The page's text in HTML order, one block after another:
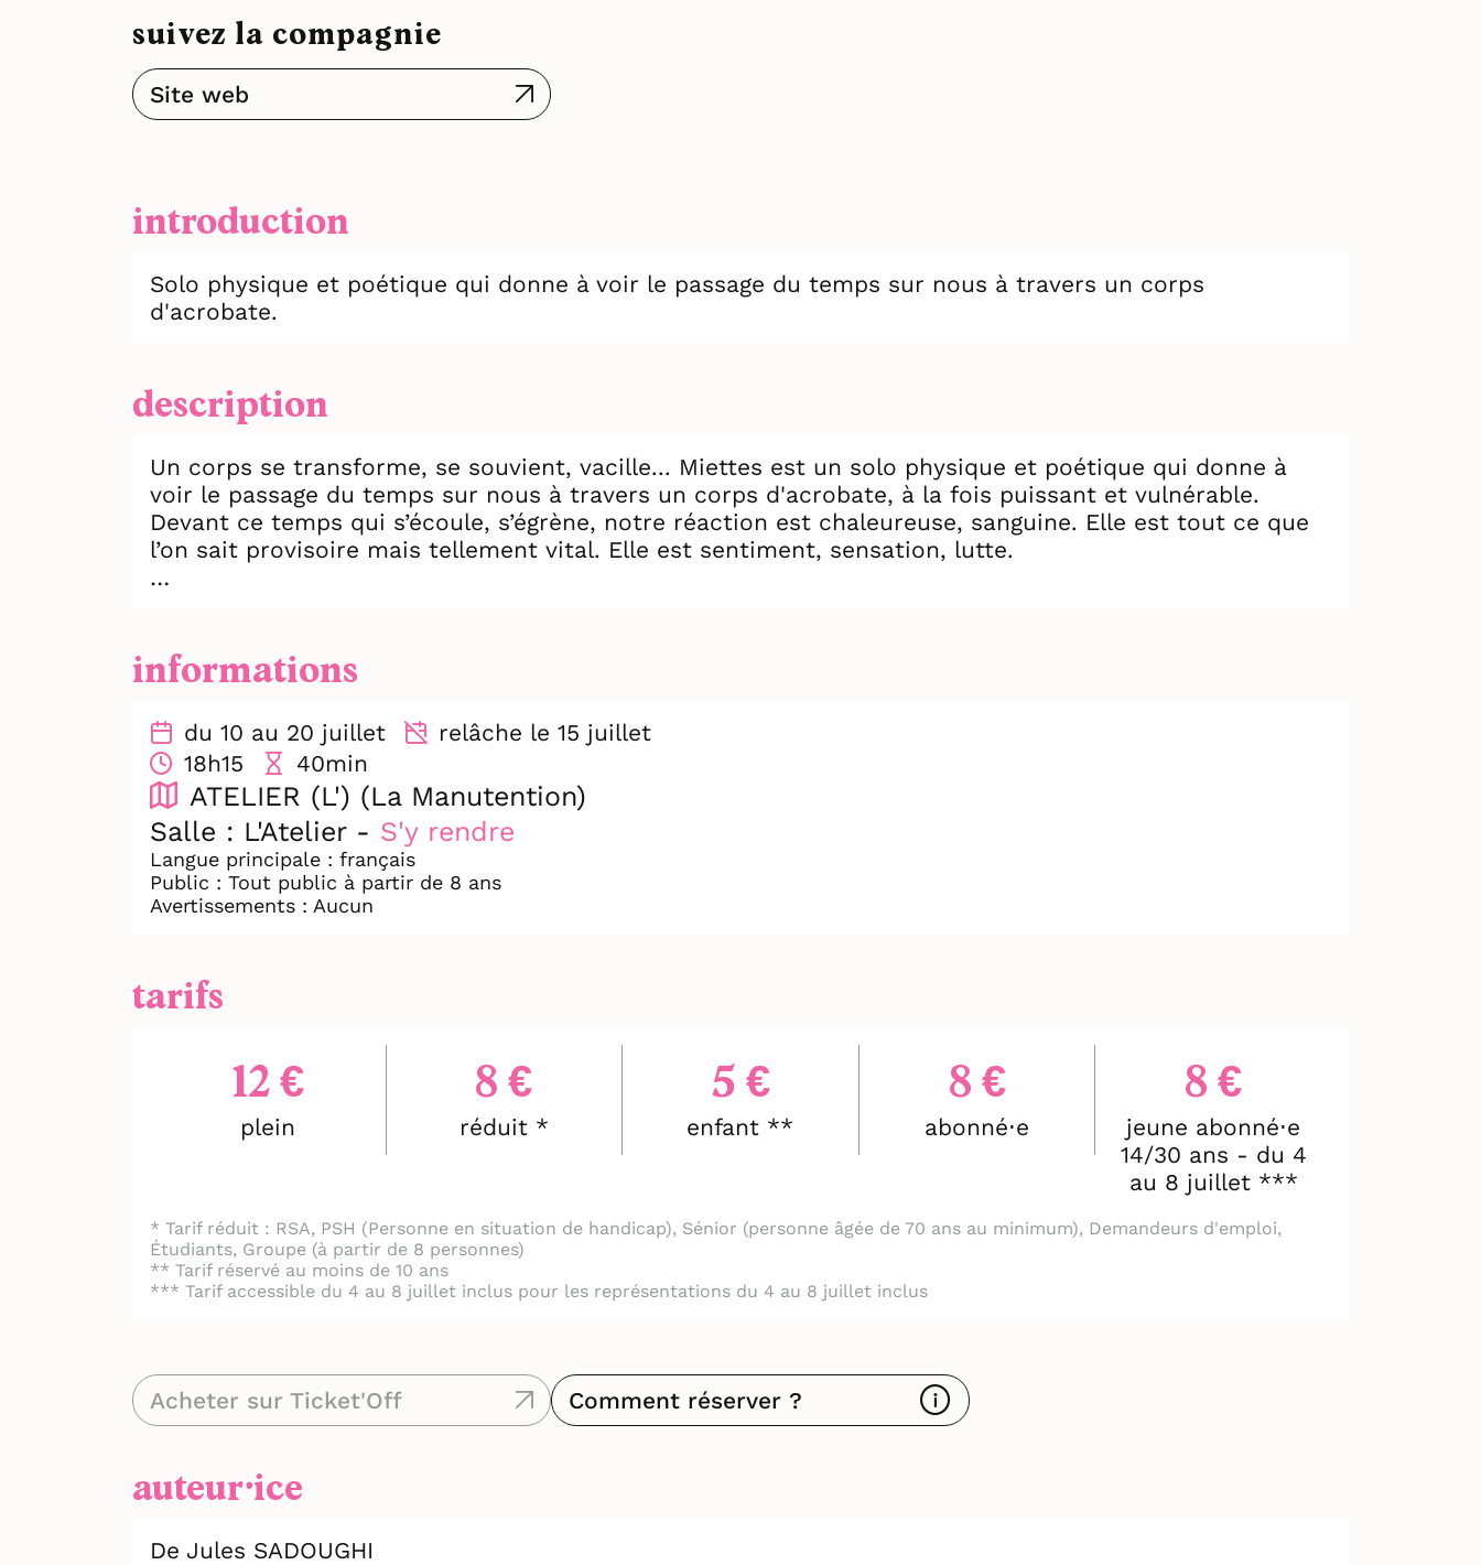
suivez la compagnie
Site web
introduction
Solo physique et poétique qui donne à voir le passage du temps sur nous à travers un corps
d'acrobate.
description
Un corps se transforme, se souvient, vacille... Miettes est un solo physique et poétique qui donne à
voir le passage du temps sur nous à travers un corps d'acrobate, à la fois puissant et vulnérable.
Devant ce temps qui s’écoule, s’égrène, notre réaction est chaleureuse, sanguine. Elle est tout ce que
l’on sait provisoire mais tellement vital. Elle est sentiment, sensation, lutte.
À travers l'acrobatie-danse, Jules Sadoughi explore la mémoire, les blessures et les joies qui
façonnent nos gestes et notre vécu.
informations
du 10 au 20 juillet
relâche le 15 juillet
18h15
40min
ATELIER (L') (La Manutention)
Salle : L'Atelier - S'y rendre
Langue principale : français
Public : Tout public à partir de 8 ans
Avertissements : Aucun
tarifs
12 €
plein
8 €
réduit *
5 €
enfant **
8 €
abonné⋅e
8 €
jeune abonné⋅e
14/30 ans - du 4
au 8 juillet ***
* Tarif réduit : RSA, PSH (Personne en situation de handicap), Sénior (personne âgée de 70 ans au minimum), Demandeurs d'emploi,
Étudiants, Groupe (à partir de 8 personnes)
** Tarif réservé au moins de 10 ans
*** Tarif accessible du 4 au 8 juillet inclus pour les représentations du 4 au 8 juillet inclus
Acheter sur Ticket'Off Comment réserver ?
auteur⸱ice
De Jules SADOUGHI